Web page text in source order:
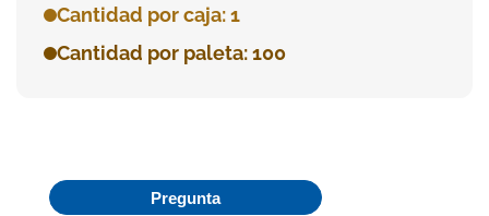
Cantidad por caja: 1
Cantidad por paleta: 100
Pregunta